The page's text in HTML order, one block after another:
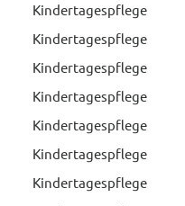
Kindertagespflege
Kindertagespflege
Kindertagespflege
Kindertagespflege
Kindertagespflege
Kindertagespflege
Kindertagespflege